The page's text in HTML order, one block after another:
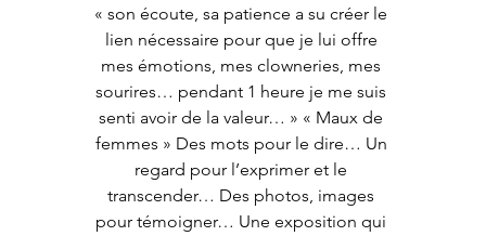
« son écoute, sa patience a su créer le
lien nécessaire pour que je lui offre
mes émotions, mes clowneries, mes
sourires… pendant 1 heure je me suis
senti avoir de la valeur… » « Maux de
femmes » Des mots pour le dire… Un
regard pour l’exprimer et le
transcender… Des photos, images
pour témoigner… Une exposition qui